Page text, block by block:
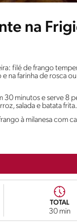
na
filé de frango
na farinha de rosca
30 minutos e serve 8
salada e batata frita.
à milanesa com
TOTAL
30 min